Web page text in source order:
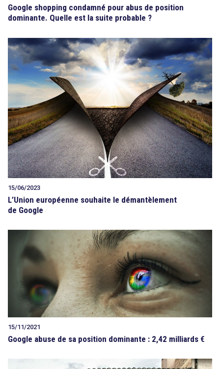
Google shopping condamné pour abus de position
dominante. Quelle est la suite probable ?
15/06/2023
L’Union européenne souhaite le démantèlement
de Google
15/11/2021
Google abuse de sa position dominante : 2,42 milliards €